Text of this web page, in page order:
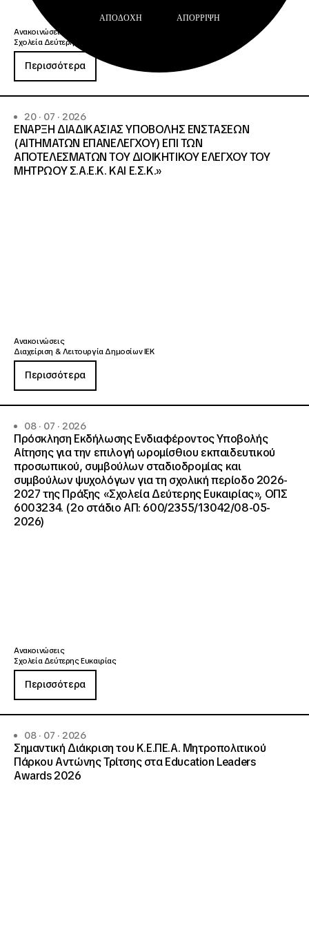
Ανακοινώσεις
Σχολεία Δεύτερης Ευκαιρίας
Περισσότερα
20 · 07 · 2026
ΕΝΑΡΞΗ ΔΙΑΔΙΚΑΣΙΑΣ ΥΠΟΒΟΛΗΣ ΕΝΣΤΑΣΕΩΝ
(ΑΙΤΗΜΑΤΩΝ ΕΠΑΝΕΛΕΓΧΟΥ) ΕΠΙ ΤΩΝ
ΑΠΟΤΕΛΕΣΜΑΤΩΝ ΤΟΥ ΔΙΟΙΚΗΤΙΚΟΥ ΕΛΕΓΧΟΥ ΤΟΥ
ΜΗΤΡΩΟΥ Σ.Α.Ε.Κ. ΚΑΙ Ε.Σ.Κ.»
Ανακοινώσεις
Διαχείριση & Λειτουργία Δημοσίων ΙΕΚ
Περισσότερα
08 · 07 · 2026
Πρόσκληση Εκδήλωσης Ενδιαφέροντος Υποβολής
Αίτησης για την επιλογή ωρομίσθιου εκπαιδευτικού
προσωπικού, συμβούλων σταδιοδρομίας και
συμβούλων ψυχολόγων για τη σχολική περίοδο 2026-
2027 της Πράξης «Σχολεία Δεύτερης Ευκαιρίας», ΟΠΣ
6003234. (2ο στάδιο ΑΠ: 600/2355/13042/08-05-
2026)
Ανακοινώσεις
Σχολεία Δεύτερης Ευκαιρίας
Περισσότερα
08 · 07 · 2026
Σημαντική Διάκριση του Κ.Ε.ΠΕ.Α. Μητροπολιτικού
Πάρκου Αντώνης Τρίτσης στα Education Leaders
Awards 2026
ΑΠΟΔΟΧΉ ΑΠΌΡΡΙΨΗ